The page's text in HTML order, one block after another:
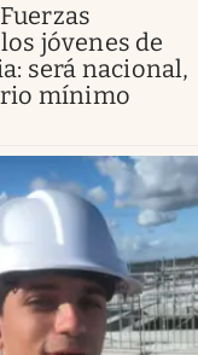
jóvenes de
será nacional,
mínimo